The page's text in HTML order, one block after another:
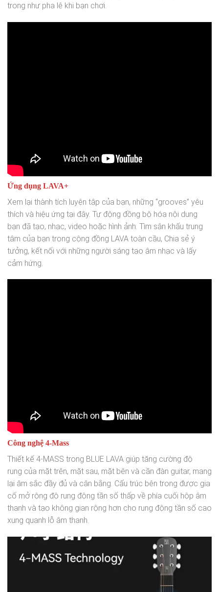
trong như pha lê khi bạn chơi.
Ứng dụng LAVA+
Xem lại thành tích luyện tập của bạn, những “grooves” yêu
thích và hiệu ứng tại đây. Tự động đồng bộ hóa nội dung
bạn đã tạo, nhạc, video hoặc hình ảnh. Tìm sân khấu trung
tâm của bạn trong cộng đồng LAVA toàn cầu, Chia sẻ ý
tưởng, kết nối với những người sáng tạo âm nhạc và lấy
cảm hứng.
Công nghệ 4-Mass
Thiết kế 4-MASS trong BLUE LAVA giúp tăng cường độ
rung của mặt trên, mặt sau, mặt bên và cần đàn guitar, mang
lại âm sắc đầy đủ và cân bằng. Cấu trúc bên trong được gia
cố mở rộng độ rung động tần số thấp về phía cuối hộp âm
thanh và tạo không gian rộng hơn cho rung động tần số cao
xung quanh lỗ âm thanh.